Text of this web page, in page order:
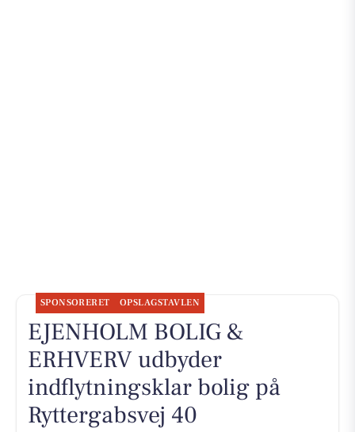
SPONSORERET OPSLAGSTAVLEN
EJENHOLM BOLIG &
ERHVERV udbyder
indflytningsklar bolig på
Ryttergabsvej 40